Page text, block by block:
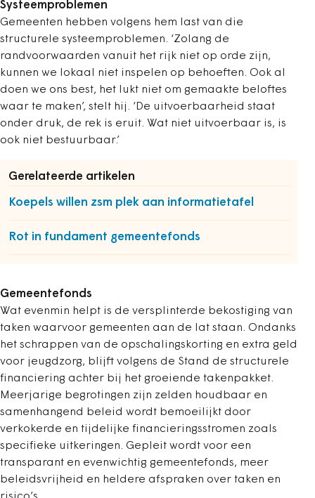
Systeemproblemen
Gemeenten hebben volgens hem last van die
structurele systeemproblemen. ‘Zolang de
randvoorwaarden vanuit het rijk niet op orde zijn,
kunnen we lokaal niet inspelen op behoeften. Ook al
doen we ons best, het lukt niet om gemaakte beloftes
waar te maken’, stelt hij. ‘De uitvoerbaarheid staat
onder druk, de rek is eruit. Wat niet uitvoerbaar is, is
ook niet bestuurbaar.’
Gerelateerde artikelen
Koepels willen zsm plek aan informatietafel
Rot in fundament gemeentefonds
Gemeentefonds
Wat evenmin helpt is de versplinterde bekostiging van
taken waarvoor gemeenten aan de lat staan. Ondanks
het schrappen van de opschalingskorting en extra geld
voor jeugdzorg, blijft volgens de Stand de structurele
financiering achter bij het groeiende takenpakket.
Meerjarige begrotingen zijn zelden houdbaar en
samenhangend beleid wordt bemoeilijkt door
verkokerde en tijdelijke financieringsstromen zoals
specifieke uitkeringen. Gepleit wordt voor een
transparant en evenwichtig gemeentefonds, meer
beleidsvrijheid en heldere afspraken over taken en